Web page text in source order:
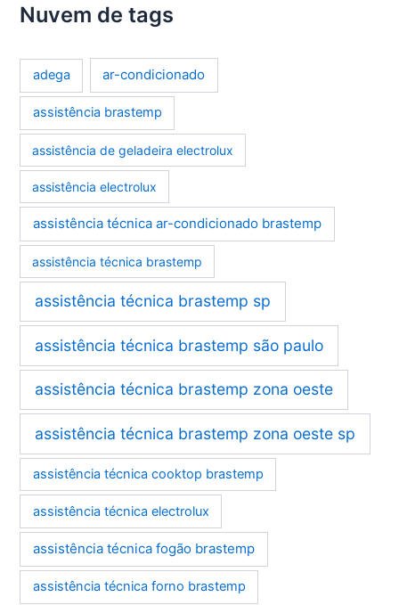
Nuvem de tags
adega ar-condicionado
assistência brastemp
assistência de geladeira electrolux
assistência electrolux
assistência técnica ar-condicionado brastemp
assistência técnica brastemp
assistência técnica brastemp sp
assistência técnica brastemp são paulo
assistência técnica brastemp zona oeste
assistência técnica brastemp zona oeste sp
assistência técnica cooktop brastemp
assistência técnica electrolux
assistência técnica fogão brastemp
assistência técnica forno brastemp